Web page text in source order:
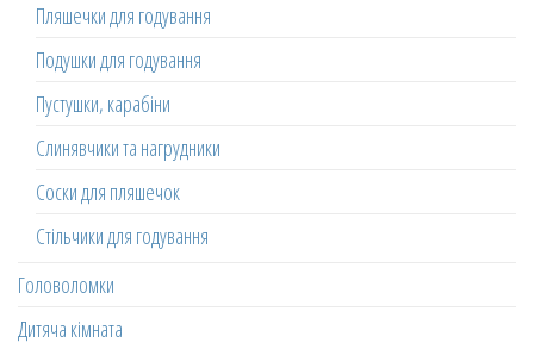
Пляшечки для годування
Подушки для годування
Пустушки, карабіни
Слинявчики та нагрудники
Соски для пляшечок
Стільчики для годування
Головоломки
Дитяча кімната